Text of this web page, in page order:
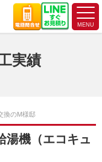
実績
換のM様邸
湯機（エコキュ